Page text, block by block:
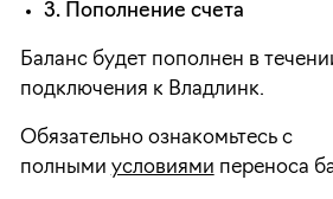
3. Пополнение счета
Баланс будет пополнен в
подключения к Владлинк.
Обязательно ознакомьтесь с
полными условиями переноса